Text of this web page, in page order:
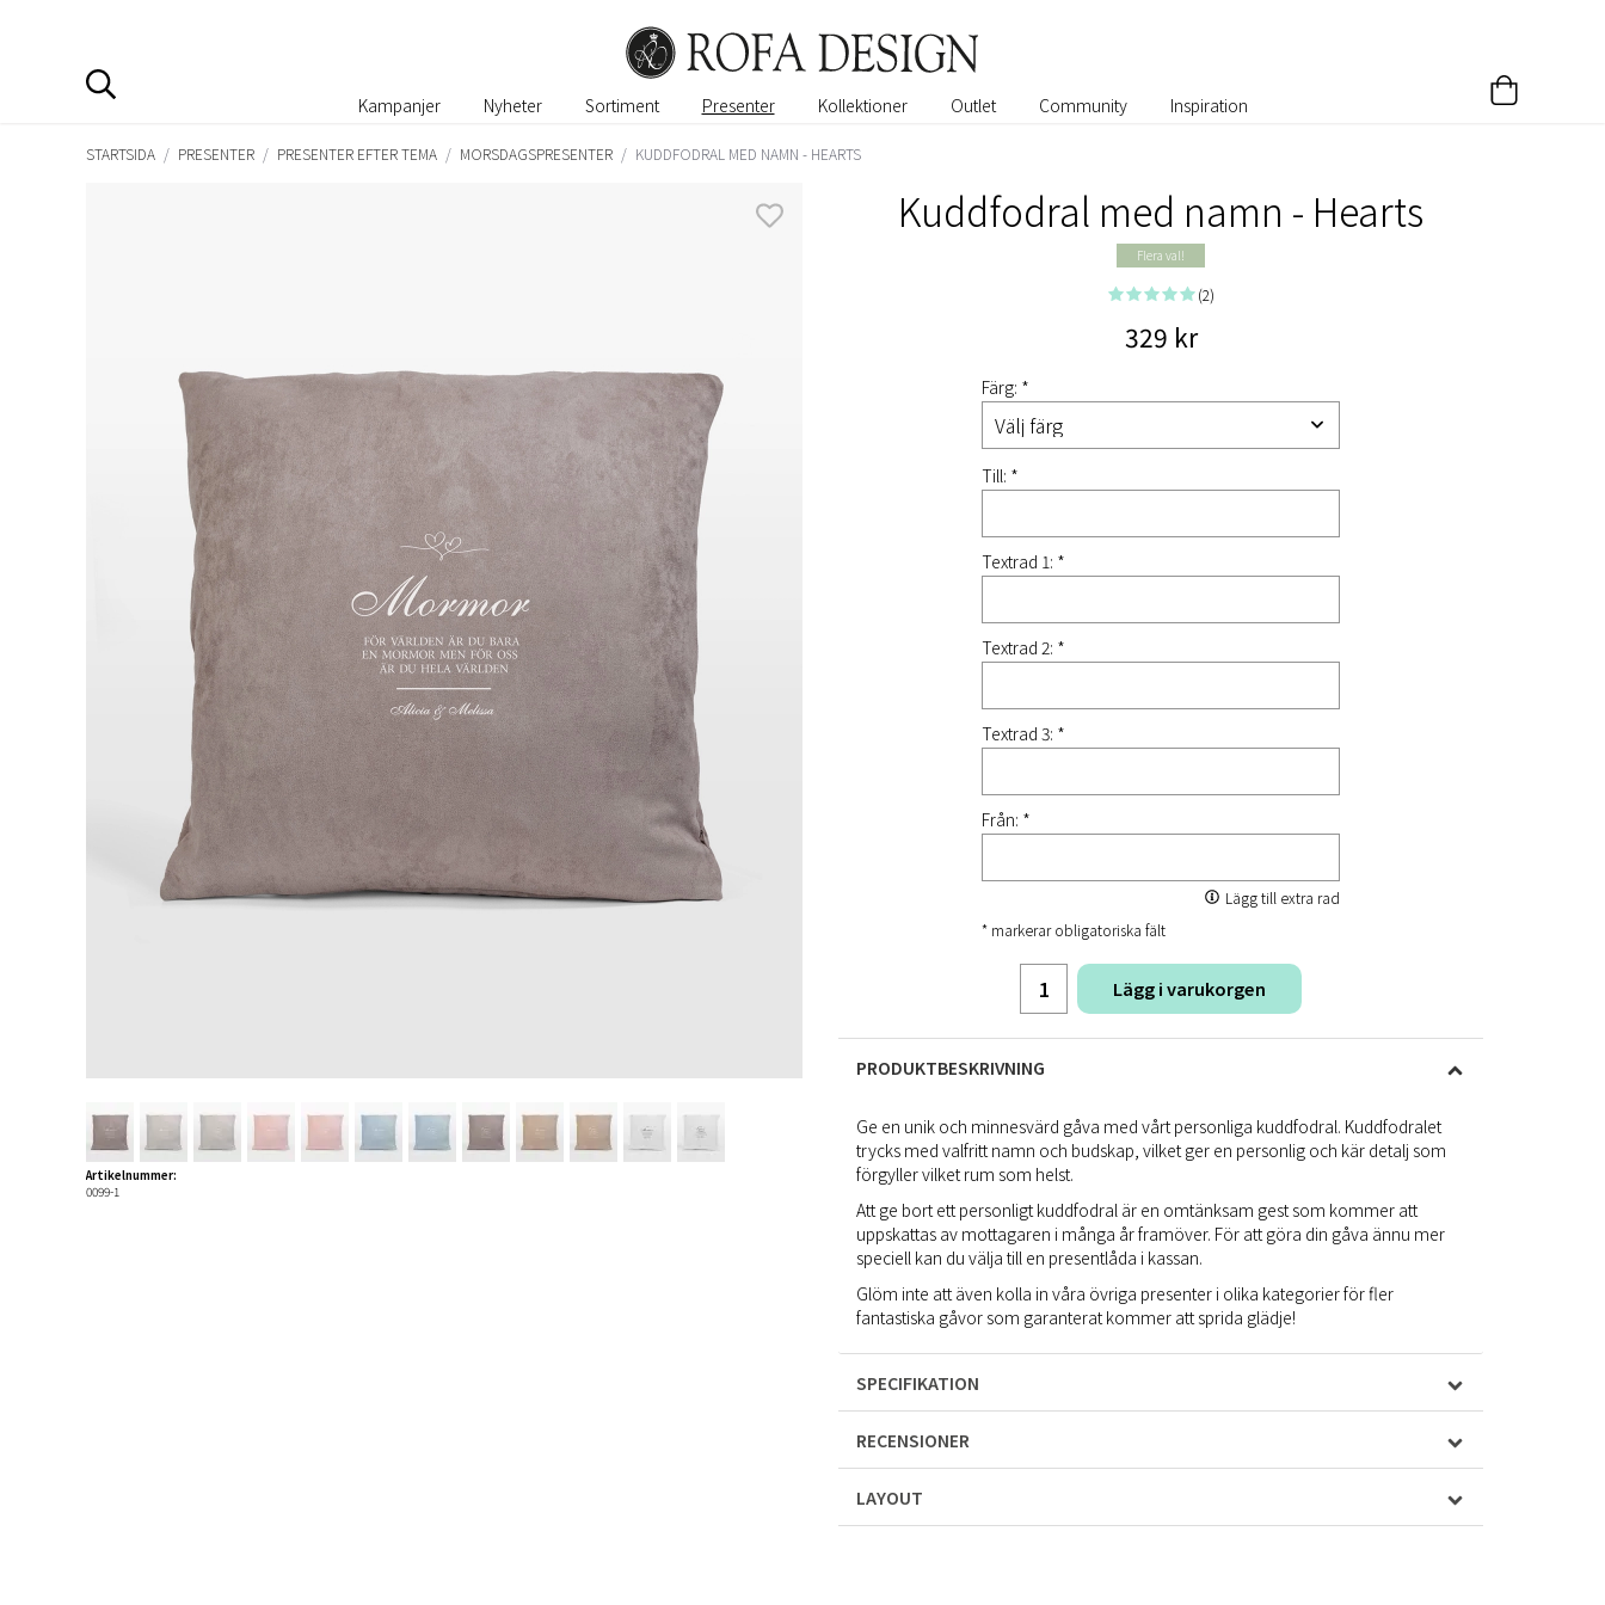
Kampanjer Nyheter Sortiment Presenter Kollektioner Outlet Community Inspiration
STARTSIDA / PRESENTER / PRESENTER EFTER TEMA / MORSDAGSPRESENTER / KUDDFODRAL MED NAMN - HEARTS
Kuddfodral med namn - Hearts
Flera val!
(2)
329 kr
Färg: *
Till: *
Textrad 1: *
Textrad 2: *
Textrad 3: *
Från: *
Lägg till extra rad
* markerar obligatoriska fält
Lägg i varukorgen
PRODUKTBESKRIVNING
Ge en unik och minnesvärd gåva med vårt personliga kuddfodral. Kuddfodralet
trycks med valfritt namn och budskap, vilket ger en personlig och kär detalj som
förgyller vilket rum som helst.
Att ge bort ett personligt kuddfodral är en omtänksam gest som kommer att
uppskattas av mottagaren i många år framöver. För att göra din gåva ännu mer
speciell kan du välja till en presentlåda i kassan.
Glöm inte att även kolla in våra övriga presenter i olika kategorier för fler
fantastiska gåvor som garanterat kommer att sprida glädje!
SPECIFIKATION
RECENSIONER
LAYOUT
Artikelnummer:
0099-1